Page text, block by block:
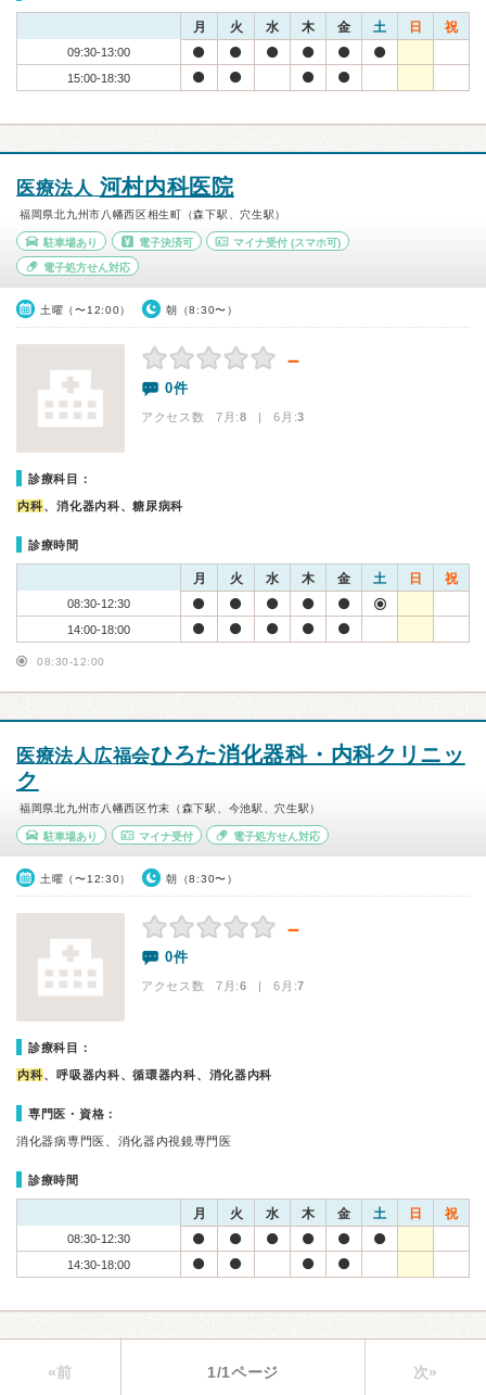
月 火 水 木 金 土 日 祝
09:30-13:00
15:00-18:30
医療法人 河村内科医院
福岡県北九州市八幡西区相生町（森下駅、穴生駅）
駐車場あり 電子決済可 マイナ受付 (スマホ可)
電子処方せん対応
土曜（〜12:00） 朝（8:30〜）
－
0件
アクセス数 7月:8 | 6月:3
診療科目：
内科、消化器内科、糖尿病科
診療時間
月 火 水 木 金 土 日 祝
08:30-12:30
14:00-18:00
08:30-12:00
医療法人広福会ひろた消化器科・内科クリニッ
ク
福岡県北九州市八幡西区竹末（森下駅、今池駅、穴生駅）
駐車場あり マイナ受付 電子処方せん対応
土曜（〜12:30） 朝（8:30〜）
－
0件
アクセス数 7月:6 | 6月:7
診療科目：
内科、呼吸器内科、循環器内科、消化器内科
専門医・資格：
消化器病専門医、消化器内視鏡専門医
診療時間
月 火 水 木 金 土 日 祝
08:30-12:30
14:30-18:00
«前 1/1ページ 次»